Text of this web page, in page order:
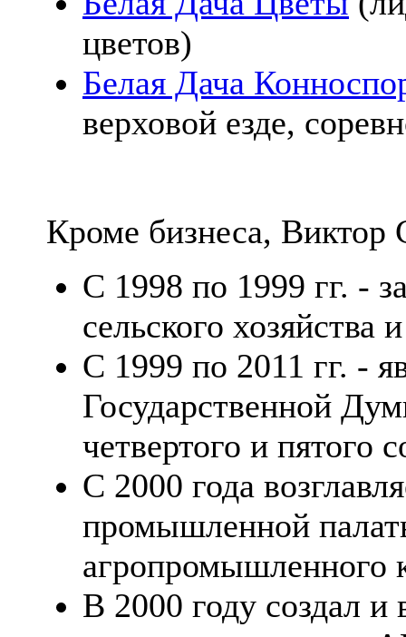
цветов)
Белая Дача
верховой езде,
Кроме бизнеса,
С 1998 по 1999 гг. -
сельского хозяйства
С 1999 по 2011 гг. -
Государственной
четвертого и пятого
С 2000 года
промышленной
агропромышленного
В 2000 году создал